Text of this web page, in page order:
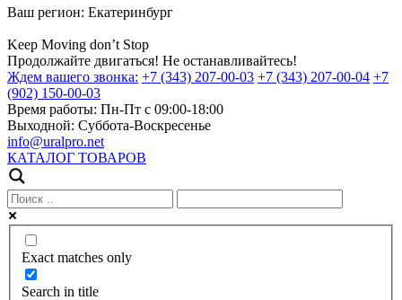
Ваш регион: Екатеринбург
Keep Moving don’t Stop
Продолжайте двигаться! Не останавливайтесь!
Ждем вашего звонка: +7 (343) 207-00-03 +7 (343) 207-00-04 +7
(902) 150-00-03
Время работы: Пн-Пт с 09:00-18:00
Выходной: Суббота-Воскресенье
info@uralpro.net
КАТАЛОГ ТОВАРОВ
Exact matches only
Search in title